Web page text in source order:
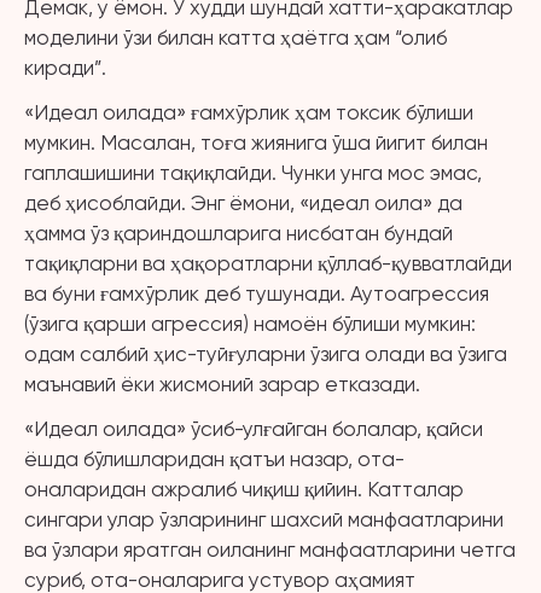
Демак, у ёмон. У худди шундай хатти-ҳаракатлар
моделини ўзи билан катта ҳаётга ҳам “олиб
киради”.
«Идеал оилада» ғамхўрлик ҳам токсик бўлиши
мумкин. Масалан, тоға жиянига ўша йигит билан
гаплашишини тақиқлайди. Чунки унга мос эмас,
деб ҳисоблайди. Энг ёмони, «идеал оила» да
ҳамма ўз қариндошларига нисбатан бундай
тақиқларни ва ҳақоратларни қўллаб-қувватлайди
ва буни ғамхўрлик деб тушунади. Аутоагрессия
(ўзига қарши агрессия) намоён бўлиши мумкин:
одам салбий ҳис-туйғуларни ўзига олади ва ўзига
маънавий ёки жисмоний зарар етказади.
«Идеал оилада» ўсиб-улғайган болалар, қайси
ёшда бўлишларидан қатъи назар, ота-
оналаридан ажралиб чиқиш қийин. Катталар
сингари улар ўзларининг шахсий манфаатларини
ва ўзлари яратган оиланинг манфаатларини четга
суриб, ота-оналарига устувор аҳамият